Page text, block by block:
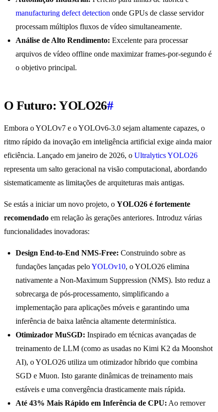
manufacturing defect detection onde GPUs de classe servidor
processam múltiplos fluxos de vídeo simultaneamente.
Análise de Alto Rendimento: Excelente para processar
arquivos de vídeo offline onde maximizar frames-por-segundo é
o objetivo principal.
O Futuro: YOLO26#
Embora o YOLOv7 e o YOLOv6-3.0 sejam altamente capazes, o
ritmo rápido da inovação em inteligência artificial exige ainda maior
eficiência. Lançado em janeiro de 2026, o Ultralytics YOLO26
representa um salto geracional na visão computacional, abordando
sistematicamente as limitações de arquiteturas mais antigas.
Se estás a iniciar um novo projeto, o YOLO26 é fortemente
recomendado em relação às gerações anteriores. Introduz várias
funcionalidades inovadoras:
Design End-to-End NMS-Free: Construindo sobre as
fundações lançadas peloYOLOv10, o YOLO26 elimina
nativamente a Non-Maximum Suppression (NMS). Isto reduz a
sobrecarga de pós-processamento, simplificando a
implementação para aplicações móveis e garantindo uma
inferência de baixa latência altamente determinística.
Otimizador MuSGD: Inspirado em técnicas avançadas de
treinamento de LLM (como as usadas no Kimi K2 da Moonshot
AI), o YOLO26 utiliza um otimizador híbrido que combina
SGD e Muon. Isto garante dinâmicas de treinamento mais
estáveis e uma convergência drasticamente mais rápida.
Até 43% Mais Rápido em Inferência de CPU: Ao remover